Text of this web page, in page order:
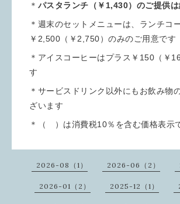
＊ パスタランチ（￥1,430）のご提供
＊週末のセットメニューは、ランチコ
￥2,500（￥2,750）のみのご用意です
＊アイスコーヒーはプラス￥150（￥
す
＊サービスドリンク以外にもお飲み物
ざいます
＊（ ）は消費税10％を含む価格表示
2026-08（1） 2026-06（2）
2026-01（2） 2025-12（1）